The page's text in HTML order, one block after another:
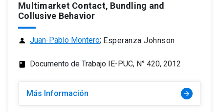
Multimarket Contact, Bundling and
Collusive Behavior
person Juan-Pablo Montero; Esperanza Johnson
class Documento de Trabajo IE-PUC, N° 420, 2012
Más Información arrow_forward